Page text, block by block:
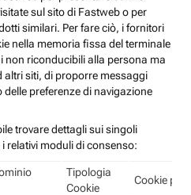
sul sito di Fastweb o per
similari. Per fare ciò, i fornitori
nella memoria fissa del terminale
non riconducibili alla persona ma
altri siti, di proporre messaggi
preferenze di navigazione
trovare dettagli sui singoli
relativi moduli di consenso:
Tipologia
Cookie
Cookie